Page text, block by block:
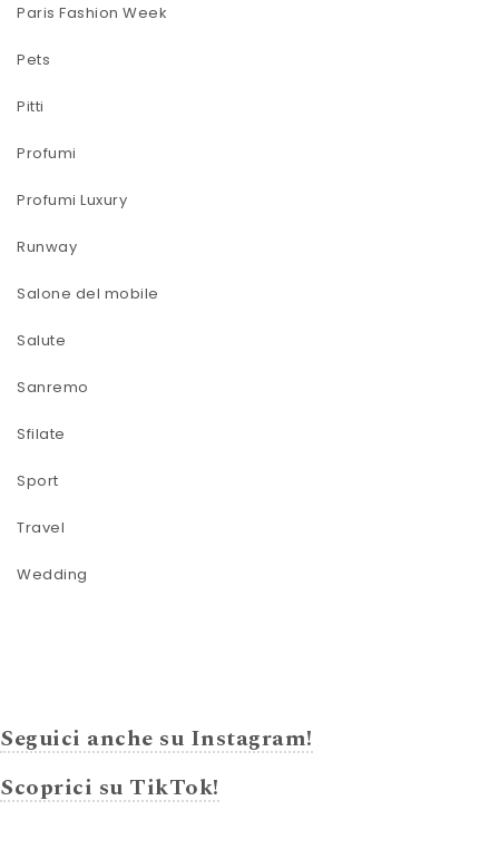
Paris Fashion Week
Pets
Pitti
Profumi
Profumi Luxury
Runway
Salone del mobile
Salute
Sanremo
Sfilate
Sport
Travel
Wedding
Seguici anche su Instagram!
Scoprici su TikTok!